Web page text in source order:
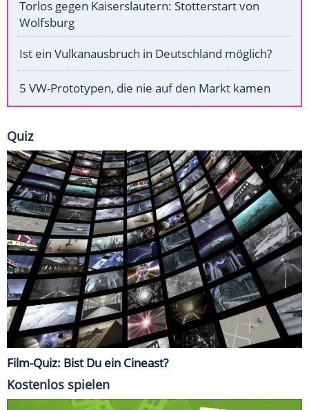
Torlos gegen Kaiserslautern: Stotterstart von
Wolfsburg
Ist ein Vulkanausbruch in Deutschland möglich?
5 VW-Prototypen, die nie auf den Markt kamen
Quiz
Film-Quiz: Bist Du ein Cineast?
Kostenlos spielen